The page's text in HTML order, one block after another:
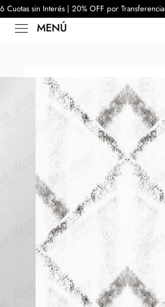
6 Cuotas sin Interés | 20% OFF por Transferencia
MENÚ